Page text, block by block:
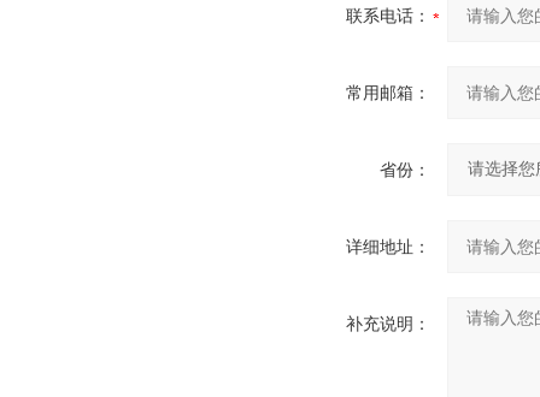
联系电话：
常用邮箱：
省份：
详细地址：
补充说明：